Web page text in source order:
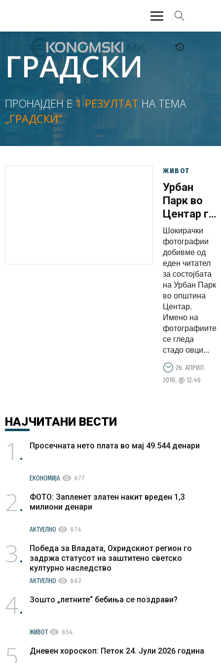
АКТУЕЛНО
ЕКОНОМИЈА
ФИНАНСИИ
БАНКАРСТВО
ЖИВОТ
ГРАДСКИ
ПРОНАЈДЕН Е1 РЕЗУЛТАТ НА ТЕМА
„ГРАДСКИ“
ЖИВОТ
Урбан
Парк во
Центар го
пасат
овци
(ФОТО)
Шокирачки
фотографии
добивме од
еден читател
за состојбата
на Урбан Парк
во општина
Центар.
Имено на
фотографиите
се гледа
стадо овци...
26. АПРИЛ
2018. @ 12:46
НАЈЧИТАНИ ВЕСТИ
1 Просечната нето плата во мај 49.544 денари
ЕКОНОМИЈА visibility 677
2
ФОТО: Запленет златен накит вреден 1,3
милиони денари
АКТУЕЛНО visibility 674
3
Победа за Владата, Охридскиот регион го
задржа статусот на заштитено светско
културно наследство
АКТУЕЛНО visibility 662
4 Зошто „летните“ бебиња се поздрави?
ЖИВОТvisibility 654
5 Дневен хороскоп: Петок 24. Јули 2026 година